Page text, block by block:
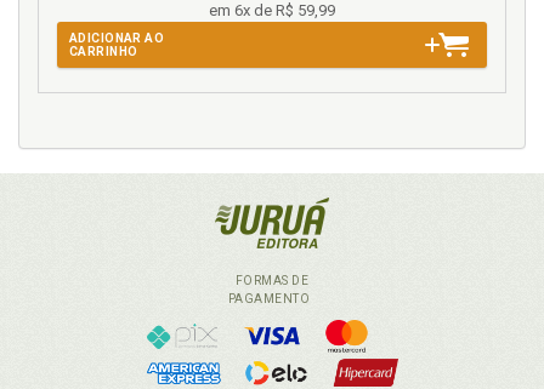
em 6x de R$ 59,99
ADICIONAR AO
CARRINHO
FORMAS DE
PAGAMENTO